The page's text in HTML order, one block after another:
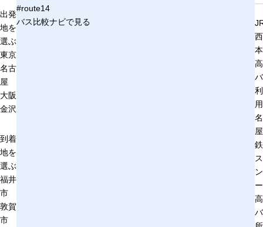
出発
地を
選ぶ
東京
名古
屋
大阪
金沢
到着
地を
選ぶ
福井
市
敦賀
市
#route14
バス比較ナビで見る
本
利